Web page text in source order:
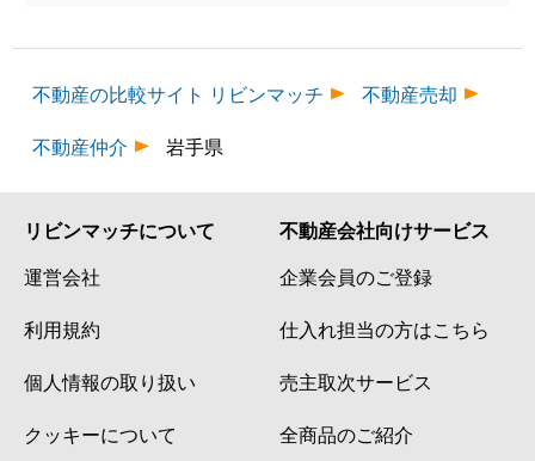
不動産の比較サイト リビンマッチ
不動産売却
不動産仲介
岩手県
リビンマッチについて
運営会社
利用規約
個人情報の取り扱い
クッキーについて
不動産会社向けサービス
企業会員のご登録
仕入れ担当の方はこちら
売主取次サービス
全商品のご紹介